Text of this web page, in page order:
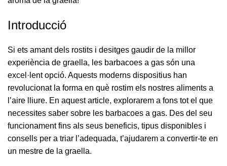
Introducció
Si ets amant dels rostits i desitges gaudir de la millor
experiència de graella, les barbacoes a gas són una
excel·lent opció. Aquests moderns dispositius han
revolucionat la forma en què rostim els nostres aliments a
l’aire lliure. En aquest article, explorarem a fons tot el que
necessites saber sobre les barbacoes a gas. Des del seu
funcionament fins als seus beneficis, tipus disponibles i
consells per a triar l’adequada, t’ajudarem a convertir-te en
un mestre de la graella.